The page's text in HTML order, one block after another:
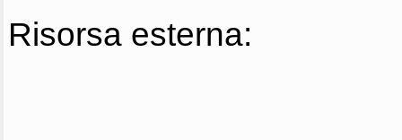
Risorsa esterna: